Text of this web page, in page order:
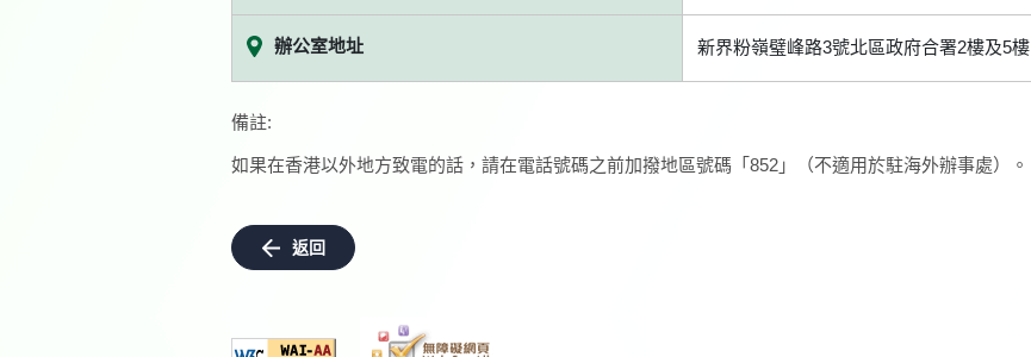
辦公室地址 新界粉嶺璧峰路3號北區政府合署2樓及5樓
備註:
如果在香港以外地方致電的話，請在電話號碼之前加撥地區號碼「852」（不適用於駐海外辦事處）。
返回